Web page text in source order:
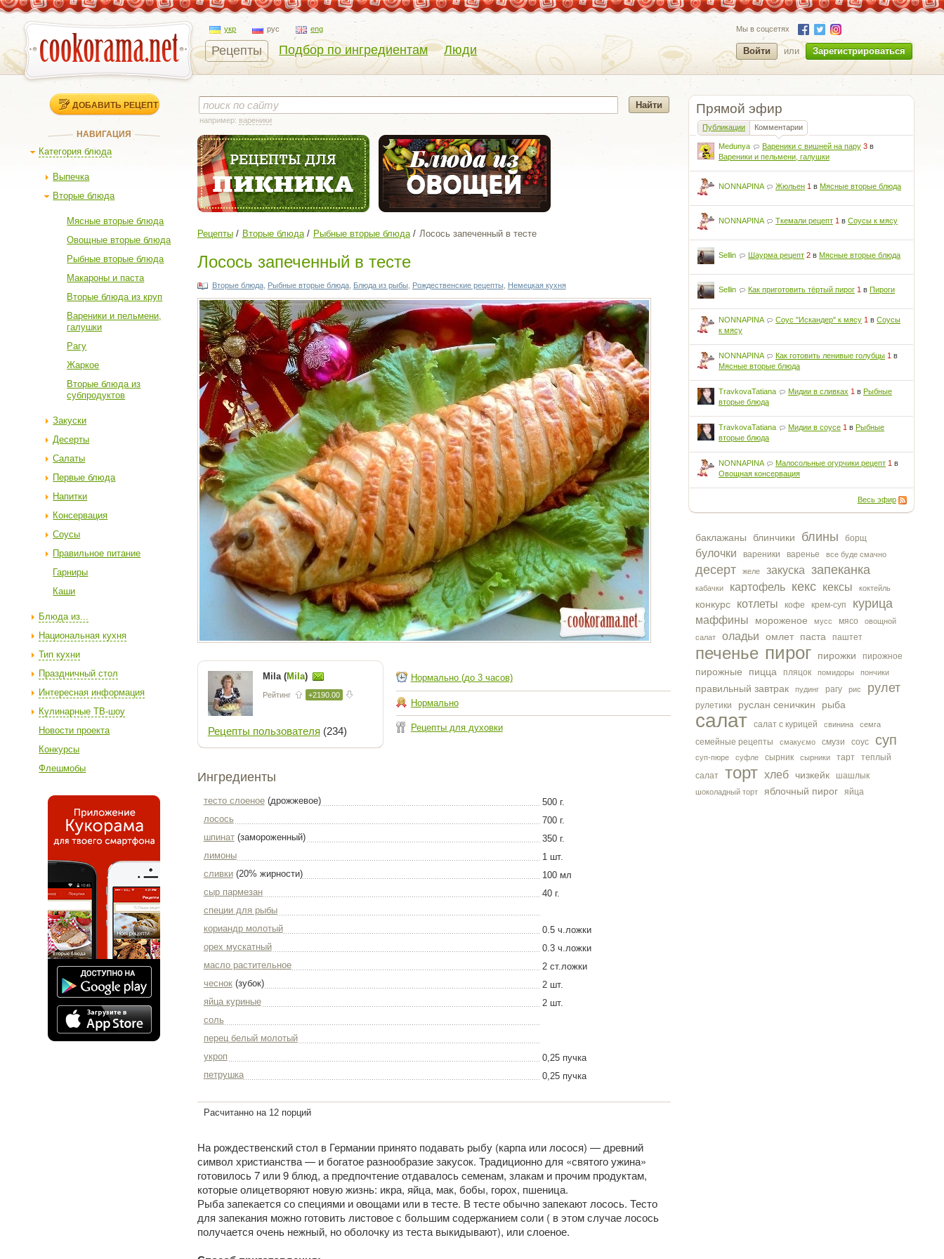
укр рус eng
Рецепты Подбор по ингредиентам Люди
Мы в соцсетях
Войти или Зарегистрироваться
ДОБАВИТЬ РЕЦЕПТ
НАВИГАЦИЯ
Категория блюда
Выпечка
Вторые блюда
Мясные вторые блюда
Овощные вторые блюда
Рыбные вторые блюда
Макароны и паста
Вторые блюда из круп
Вареники и пельмени,
галушки
Рагу
Жаркое
Вторые блюда из
субпродуктов
Закуски
Десерты
Салаты
Первые блюда
Напитки
Консервация
Соусы
Правильное питание
Гарниры
Каши
Блюда из...
Национальная кухня
Тип кухни
Праздничный стол
Интересная информация
Кулинарные ТВ-шоу
Новости проекта
Конкурсы
Флешмобы
Прямой эфир
Публикации Комментарии
Medunya Вареники с вишней на пару 3 в
Вареники и пельмени, галушки
NONNAPINA Жюльен 1 вМясные вторые блюда
NONNAPINA Ткемали рецепт 1 вСоусы к мясу
Sellin Шаурма рецепт 2 вМясные вторые блюда
Sellin Как приготовить тёртый пирог 1 вПироги
NONNAPINA Соус "Искандер" к мясу 1 вСоусы
к мясу
NONNAPINA Как готовить ленивые голубцы 1 в
Мясные вторые блюда
TravkovaTatiana Мидии в сливках 1 вРыбные
вторые блюда
TravkovaTatiana Мидии в соусе 1 вРыбные
вторые блюда
NONNAPINA Малосольные огурчики рецепт 1 в
Овощная консервация
Весь эфир
баклажаны блинчики блины борщ
булочки вареники варенье все буде смачно
десерт желе закуска запеканка
кабачки картофель кекс кексы коктейль
конкурс котлеты кофе крем-суп курица
маффины мороженое мусс мясо
овощной
салат
оладьи омлет паста паштет
печенье пирог пирожки пирожное
пирожные пицца пляцок помидоры пончики
правильный завтрак пудинг рагу рис рулет
рулетики руслан сеничкин рыба
салат салат с курицей свинина семга
семейные рецепты смакуємо смузи соус суп
суп-пюре суфле сырник сырники тарт
теплый
салат
торт хлеб чизкейк шашлык
шоколадный торт яблочный пирог яйца
например: вареники
Рецепты Вторые блюда Рыбные вторые блюда Лосось запеченный в тесте
Лосось запеченный в тесте
Вторые блюда, Рыбные вторые блюда, Блюда из рыбы Рождественские рецепты Немецкая кухня
Mila (Mila)
Рейтинг +2190.00
Рецепты пользователя (234)
Нормально (до 3 часов)
Нормально
Рецепты для духовки
Ингредиенты
тесто слоеное(дрожжевое)
500 г.
лосось
700 г.
шпинат(замороженный)
350 г.
лимоны
1 шт.
сливки(20% жирности)
100 мл
сыр пармезан
40 г.
специи для рыбы
кориандр молотый
0.5 ч.ложки
орех мускатный
0.3 ч.ложки
масло растительное
2 ст.ложки
чеснок(зубок)
2 шт.
яйца куриные
2 шт.
соль
перец белый молотый
укроп
0,25 пучка
петрушка
0,25 пучка
Расчитанно на 12 порций
На рождественский стол в Германии принято подавать рыбу (карпа или лосося) — древний
символ христианства — и богатое разнообразие закусок. Традиционно для «святого ужина»
готовилось 7 или 9 блюд, а предпочтение отдавалось семенам, злакам и прочим продуктам,
которые олицетворяют новую жизнь: икра, яйца, мак, бобы, горох, пшеница.
Рыба запекается со специями и овощами или в тесте. В тесте обычно запекают лосось. Тесто
для запекания можно готовить листовое с большим содержанием соли ( в этом случае лосось
получается очень нежный, но оболочку из теста выкидывают), или слоеное.